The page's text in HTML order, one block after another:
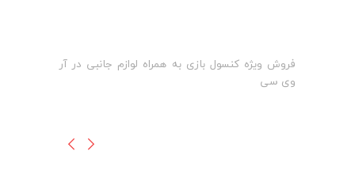
فروش ویژه کنسول بازی به همراه لوازم جانبی در آر
وی سی